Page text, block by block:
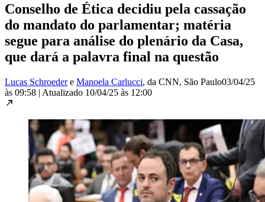
Conselho de Ética decidiu pela cassação
do mandato do parlamentar; matéria
segue para análise do plenário da Casa,
que dará a palavra final na questão
Lucas Schroedere Manoela Carlucci, da CNN, São Paulo03/04/25
às 09:58 | Atualizado 10/04/25 às 12:00